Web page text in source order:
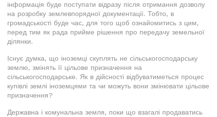
інформація буде поступати відразу після отримання дозволу
на розробку землевпорядної документації. Тобто, в
громадськості буде час, для того щоб ознайомитись з цим,
перед тим як рада прийме рішення про передачу земельної
ділянки.
Існує думка, що іноземці скуплять не сільськогосподарську
землю, змінять її цільове призначення на
сільськогосподарське. Як в дійсності відбуватиметься процес
купівлі землі іноземцями та чи можуть вони змінювати цільове
призначення?
Державна і комунальна земля, поки що взагалі продаватись